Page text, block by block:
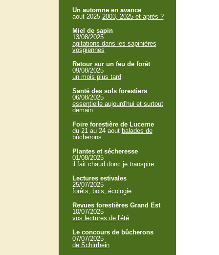
Un automne en avance
aout 2025 2003, 2025 et après ?
Miel de sapin
13/08/2025
agitations dans les sapinières
vosgiennes
Retour sur un feu de forêt
09/08/2025
un mois plus tard
Santé des sols forestiers
06/08/2025
essentielle aujourd'hui et surtout
demain
Foire forestière de Lucerne
du 21 au 24 aout balades de
bûcherons
Plantes et sécheresse
01/08/2025
il fait chaud donc je transpire
Lectures estivales
25/07/2025
forêts, bois, écologie
Revues forestières Grand Est
10/07/2025
vos lectures de l'été
Le concours de bûcherons
07/07/2025
de Schirrhein